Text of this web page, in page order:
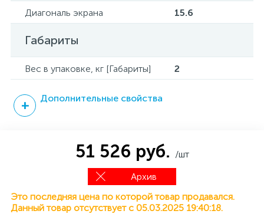
Диагональ экрана 15.6
Габариты
Вес в упаковке, кг [Габариты] 2
Дополнительные свойства
51 526 руб. /шт
Архив
Это последняя цена по которой товар продавался.
Данный товар отсутствует с 05.03.2025 19:40:18.